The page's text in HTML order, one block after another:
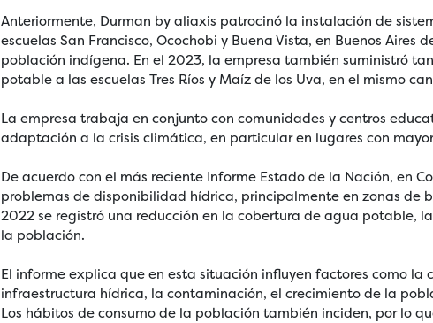
Anteriormente, Durman by aliaxis patrocinó la instalación de
escuelas San Francisco, Ocochobi y Buena Vista, en Buenos Aires
población indígena. En el 2023, la empresa también suministró
potable a las escuelas Tres Ríos y Maíz de los Uva, en el mismo
La empresa trabaja en conjunto con comunidades y centros
adaptación a la crisis climática, en particular en lugares con
De acuerdo con el más reciente Informe Estado de la Nación, en
problemas de disponibilidad hídrica, principalmente en zonas de
2022 se registró una reducción en la cobertura de agua potable,
la población.
El informe explica que en esta situación influyen factores como la
infraestructura hídrica, la contaminación, el crecimiento de la
Los hábitos de consumo de la población también inciden, por lo